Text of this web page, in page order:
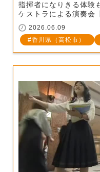
指揮者になりきる体験
ケストラによる演奏会
2026.06.09
香川県（高松市）